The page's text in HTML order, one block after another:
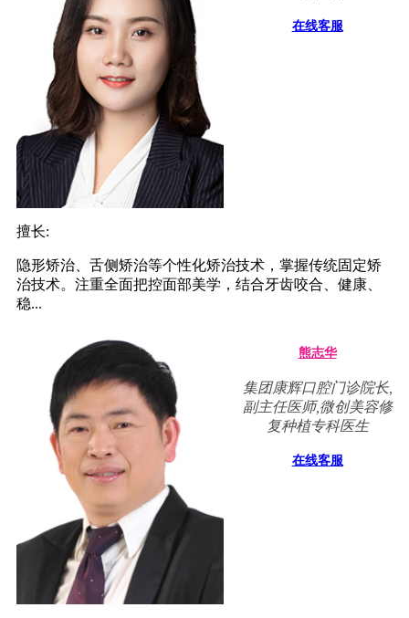
在线客服
擅长:
隐形矫治、舌侧矫治等个性化矫治技术，掌握传统固定矫
治技术。注重全面把控面部美学，结合牙齿咬合、健康、
稳...
熊志华
集团康辉口腔门诊院长,
副主任医师,微创美容修
复种植专科医生
在线客服